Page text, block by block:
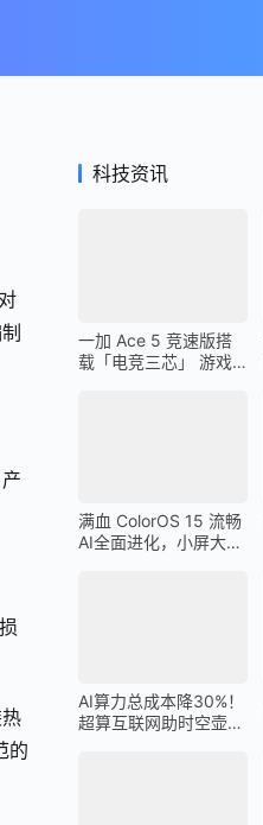
的
科技资讯
一加 Ace 5 竞速版搭
载「电竞三芯」 游戏
满血 ColorOS 15 流畅
AI全面进化，小屏大魔
AI算力总成本降30%！
超算互联网助时空壶高